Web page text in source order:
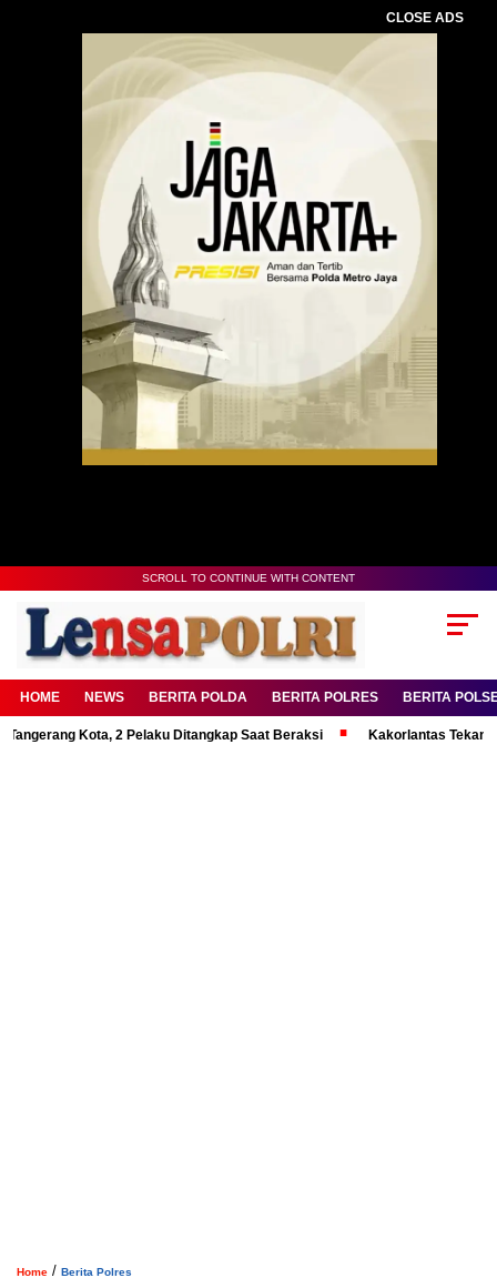
CLOSE ADS
SCROLL TO CONTINUE WITH CONTENT
HOME NEWS BERITA POLDA BERITA POLRES BERITA
Kota, 2 Pelaku Ditangkap Saat Beraksi Kakorlantas Tekankan
Home / Berita Polres